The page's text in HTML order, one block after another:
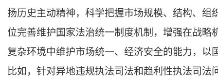
扬历史主动精神，科学把握市场规模、结构、
位完善维护国家法治统一制度机制，增强在战
复杂环境中维护市场统一、经济安全的能力，
比如，针对异地违规执法司法和趋利性执法司